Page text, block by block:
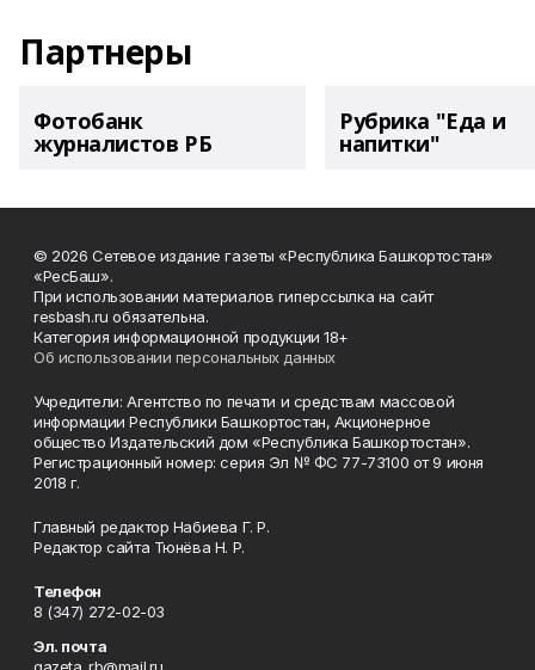
Партнеры
Фотобанк
журналистов РБ
Рубрика "Еда и
напитки"
© 2026 Сетевое издание газеты «Республика Башкортостан»
«РесБаш».
При использовании материалов гиперссылка на сайт
resbash.ru обязательна.
Категория информационной продукции 18+
Об использовании персональных данных
Учредители: Агентство по печати и средствам массовой
информации Республики Башкортостан, Акционерное
общество Издательский дом «Республика Башкортостан».
Регистрационный номер: серия Эл № ФС 77-73100 от 9 июня
2018 г.
Главный редактор Набиева Г. Р.
Редактор сайта Тюнёва Н. Р.
Телефон
8 (347) 272-02-03
Эл. почта